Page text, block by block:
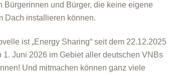
Bürgerinnen und Bürger, die keine eigene
Dach installieren können.
ist „Energy Sharing“ seit dem 22.12.2025
1. Juni 2026 im Gebiet aller deutschen VNBs
Und mitmachen können ganz viele